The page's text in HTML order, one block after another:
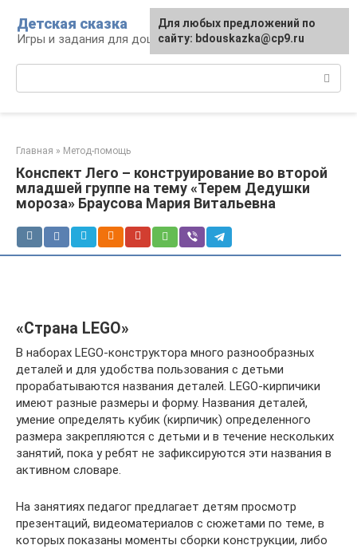
контенту
Детская сказка
Игры и задания для дошкольников
Главная » Метод-помощь
Конспект Лего – конструирование во второй
младшей группе на тему «Терем Дедушки
мороза» Браусова Мария Витальевна
«Страна LEGO»
В наборах LEGO-конструктора много разнообразных
деталей и для удобства пользования с детьми
прорабатываются названия деталей. LEGO-кирпичики
имеют разные размеры и форму. Названия деталей,
умение определять кубик (кирпичик) определенного
размера закрепляются с детьми и в течение нескольких
занятий, пока у ребят не зафиксируются эти названия в
активном словаре.
На занятиях педагог предлагает детям просмотр
презентаций, видеоматериалов с сюжетами по теме, в
которых показаны моменты сборки конструкции, либо
Для любых предложений по
сайту: bdouskazka@cp9.ru